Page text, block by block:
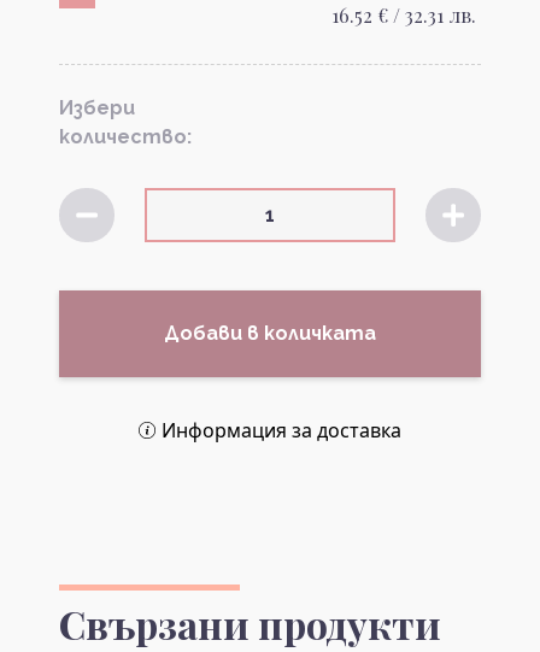
16.52 € / 32.31 лв.
Избери
количество:
Добави в количката
Информация за доставка
Свързани продукти